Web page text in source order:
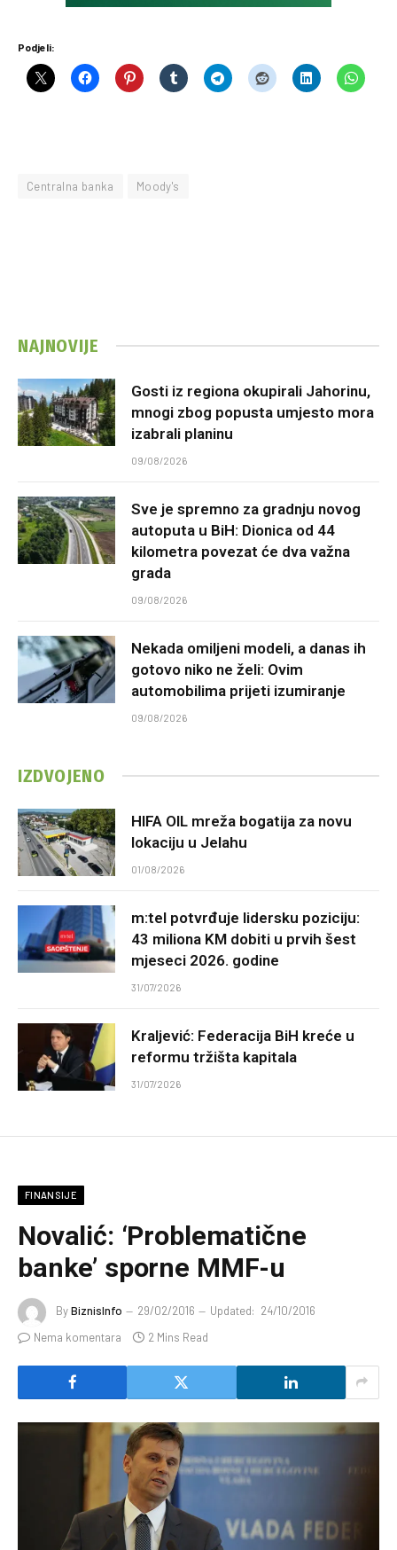
Podjeli:
Centralna banka Moody's
NAJNOVIJE
Gosti iz regiona okupirali Jahorinu,
mnogi zbog popusta umjesto mora
izabrali planinu
09/08/2026
Sve je spremno za gradnju novog
autoputa u BiH: Dionica od 44
kilometra povezat će dva važna
grada
09/08/2026
Nekada omiljeni modeli, a danas ih
gotovo niko ne želi: Ovim
automobilima prijeti izumiranje
09/08/2026
IZDVOJENO
HIFA OIL mreža bogatija za novu
lokaciju u Jelahu
01/08/2026
m:tel potvrđuje lidersku poziciju:
43 miliona KM dobiti u prvih šest
mjeseci 2026. godine
31/07/2026
Kraljević: Federacija BiH kreće u
reformu tržišta kapitala
31/07/2026
FINANSIJE
Novalić: ‘Problematične
banke’ sporne MMF-u
ByBiznisInfo 29/02/2016 Updated: 24/10/2016
Nema komentara
2 Mins Read